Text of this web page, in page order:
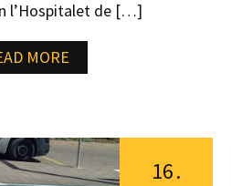
l’Hospitalet de […]
MORE
16.